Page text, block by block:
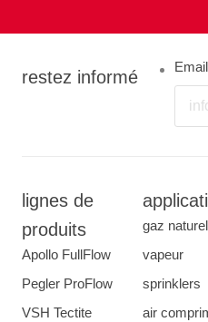
restez informé
Email
lignes de
produits
Apollo FullFlow
Pegler ProFlow
VSH Tectite
gaz naturel
vapeur
sprinklers
air